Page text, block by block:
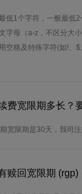
低1个字符，一般最低2
字母（a-z，不区分大
空格及特殊字符(如!、
费宽限期多长？
宽限期是30天，我司
赎回宽限期 (rgp)